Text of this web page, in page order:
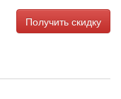
Получить скидку